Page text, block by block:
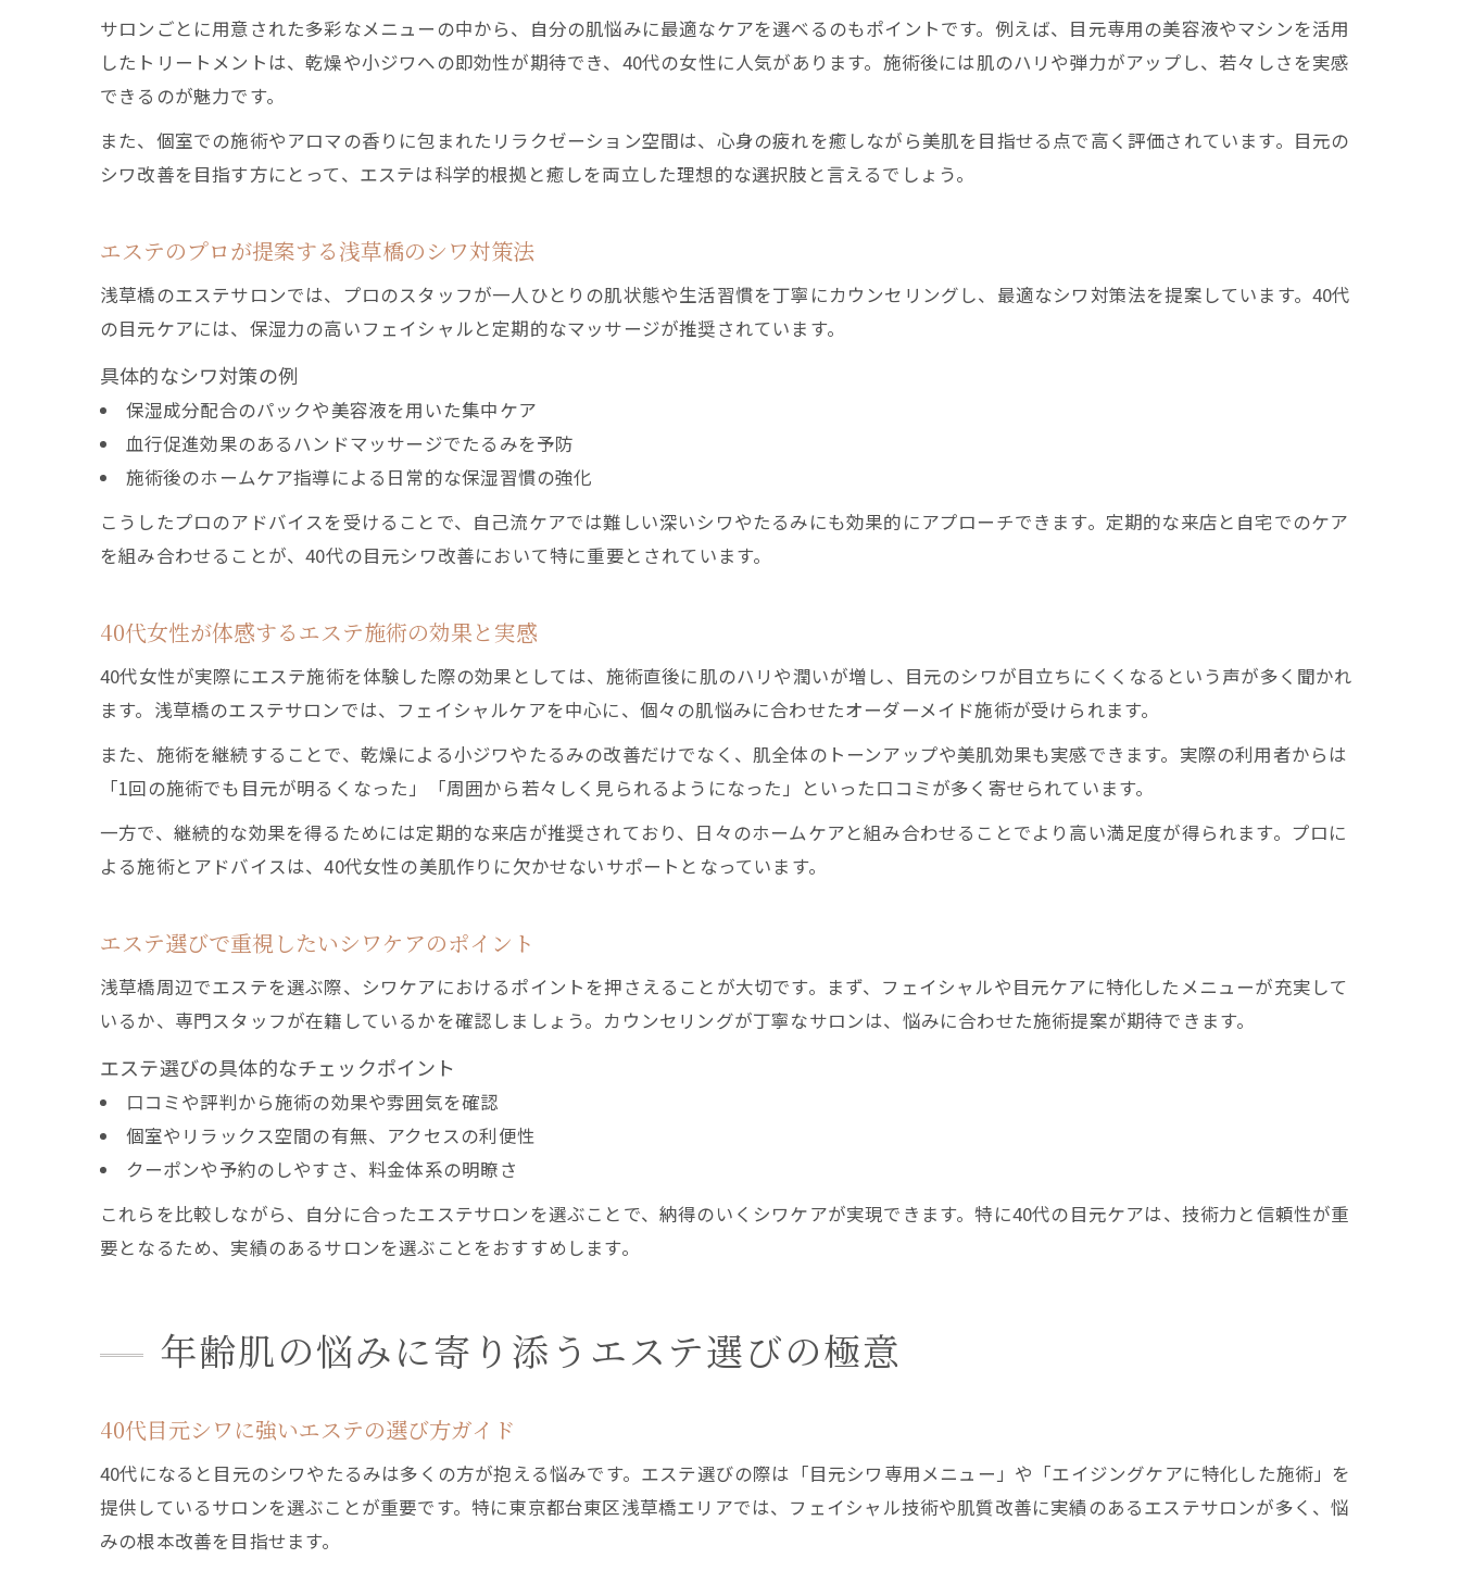
エステ施術後に実感する肌の変化と満足度
エステ専門家が推奨する40代シワ対策法
浅草橋で探す信頼できるエステサロン選び
エステ施術で心も身体もリフレッシュ
ゆったり空間で受けるエステの魅力を解説
サロンごとに用意された多彩なメニューの中から、自分の肌悩みに最適なケアを選べるのもポイントです。例えば、目元専用の美容液やマシンを活用
したトリートメントは、乾燥や小ジワへの即効性が期待でき、40代の女性に人気があります。施術後には肌のハリや弾力がアップし、若々しさを実感
できるのが魅力です。
また、個室での施術やアロマの香りに包まれたリラクゼーション空間は、心身の疲れを癒しながら美肌を目指せる点で高く評価されています。目元の
シワ改善を目指す方にとって、エステは科学的根拠と癒しを両立した理想的な選択肢と言えるでしょう。
エステのプロが提案する浅草橋のシワ対策法
浅草橋のエステサロンでは、プロのスタッフが一人ひとりの肌状態や生活習慣を丁寧にカウンセリングし、最適なシワ対策法を提案しています。40代
の目元ケアには、保湿力の高いフェイシャルと定期的なマッサージが推奨されています。
具体的なシワ対策の例
保湿成分配合のパックや美容液を用いた集中ケア
血行促進効果のあるハンドマッサージでたるみを予防
施術後のホームケア指導による日常的な保湿習慣の強化
こうしたプロのアドバイスを受けることで、自己流ケアでは難しい深いシワやたるみにも効果的にアプローチできます。定期的な来店と自宅でのケア
を組み合わせることが、40代の目元シワ改善において特に重要とされています。
40代女性が体感するエステ施術の効果と実感
40代女性が実際にエステ施術を体験した際の効果としては、施術直後に肌のハリや潤いが増し、目元のシワが目立ちにくくなるという声が多く聞かれ
ます。浅草橋のエステサロンでは、フェイシャルケアを中心に、個々の肌悩みに合わせたオーダーメイド施術が受けられます。
また、施術を継続することで、乾燥による小ジワやたるみの改善だけでなく、肌全体のトーンアップや美肌効果も実感できます。実際の利用者からは
「1回の施術でも目元が明るくなった」「周囲から若々しく見られるようになった」といった口コミが多く寄せられています。
一方で、継続的な効果を得るためには定期的な来店が推奨されており、日々のホームケアと組み合わせることでより高い満足度が得られます。プロに
よる施術とアドバイスは、40代女性の美肌作りに欠かせないサポートとなっています。
エステ選びで重視したいシワケアのポイント
浅草橋周辺でエステを選ぶ際、シワケアにおけるポイントを押さえることが大切です。まず、フェイシャルや目元ケアに特化したメニューが充実して
いるか、専門スタッフが在籍しているかを確認しましょう。カウンセリングが丁寧なサロンは、悩みに合わせた施術提案が期待できます。
エステ選びの具体的なチェックポイント
口コミや評判から施術の効果や雰囲気を確認
個室やリラックス空間の有無、アクセスの利便性
クーポンや予約のしやすさ、料金体系の明瞭さ
これらを比較しながら、自分に合ったエステサロンを選ぶことで、納得のいくシワケアが実現できます。特に40代の目元ケアは、技術力と信頼性が重
要となるため、実績のあるサロンを選ぶことをおすすめします。
年齢肌の悩みに寄り添うエステ選びの極意
40代目元シワに強いエステの選び方ガイド
40代になると目元のシワやたるみは多くの方が抱える悩みです。エステ選びの際は「目元シワ専用メニュー」や「エイジングケアに特化した施術」を
提供しているサロンを選ぶことが重要です。特に東京都台東区浅草橋エリアでは、フェイシャル技術や肌質改善に実績のあるエステサロンが多く、悩
みの根本改善を目指せます。